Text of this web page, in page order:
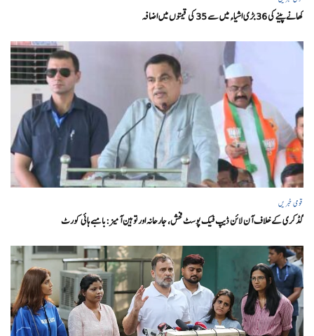
کھانے پینے کی 36 بڑی اشیاء میں سے 35 کی قیمتوں میں اضافہ
قومی خبریں
گڈکری کے خلاف آن لائن ڈیپ فیک پوسٹ فحش، جارحانہ اور توہین آمیز:بامبے ہائی کورٹ